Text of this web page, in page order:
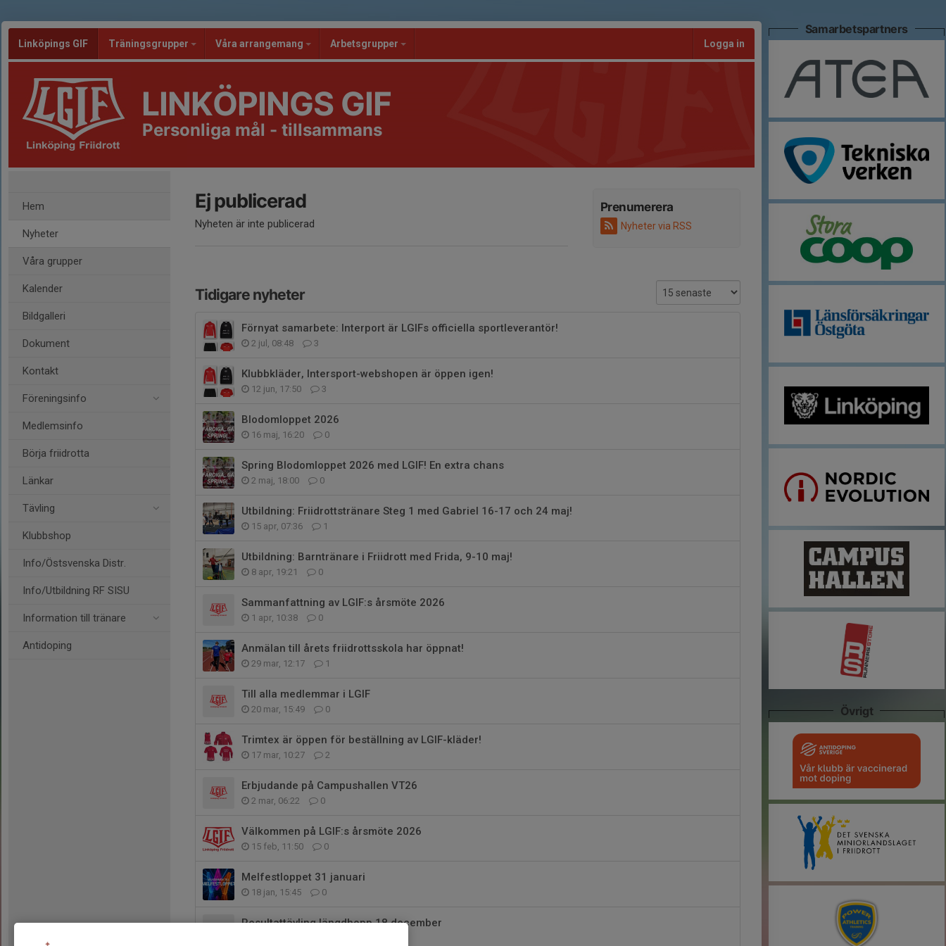
Linköpings GIF Träningsgrupper Våra arrangemang Arbetsgrupper Logga in
LINKÖPINGS GIF
Personliga mål - tillsammans
Hem
Nyheter
Våra grupper
Kalender
Bildgalleri
Dokument
Kontakt
Föreningsinfo
Medlemsinfo
Börja friidrotta
Länkar
Tävling
Klubbshop
Info/Östsvenska Distr.
Info/Utbildning RF SISU
Information till tränare
Antidoping
Prenumerera
Nyheter via RSS
Ej publicerad
Nyheten är inte publicerad
Tidigare nyheter
Förnyat samarbete: Interport är LGIFs officiella sportleverantör!
2 jul, 08:48 3
Klubbkläder, Intersport-webshopen är öppen igen!
12 jun, 17:50 3
Blodomloppet 2026
16 maj, 16:20 0
Spring Blodomloppet 2026 med LGIF! En extra chans
2 maj, 18:00 0
Utbildning: Friidrottstränare Steg 1 med Gabriel 16-17 och 24 maj!
15 apr, 07:36 1
Utbildning: Barntränare i Friidrott med Frida, 9-10 maj!
8 apr, 19:21 0
Sammanfattning av LGIF:s årsmöte 2026
1 apr, 10:38 0
Anmälan till årets friidrottsskola har öppnat!
29 mar, 12:17 1
Till alla medlemmar i LGIF
20 mar, 15:49 0
Trimtex är öppen för beställning av LGIF-kläder!
17 mar, 10:27 2
Erbjudande på Campushallen VT26
2 mar, 06:22 0
Välkommen på LGIF:s årsmöte 2026
15 feb, 11:50 0
Melfestloppet 31 januari
18 jan, 15:45 0
Resultattävling längdhopp 18 december
Samarbetspartners
Övrigt